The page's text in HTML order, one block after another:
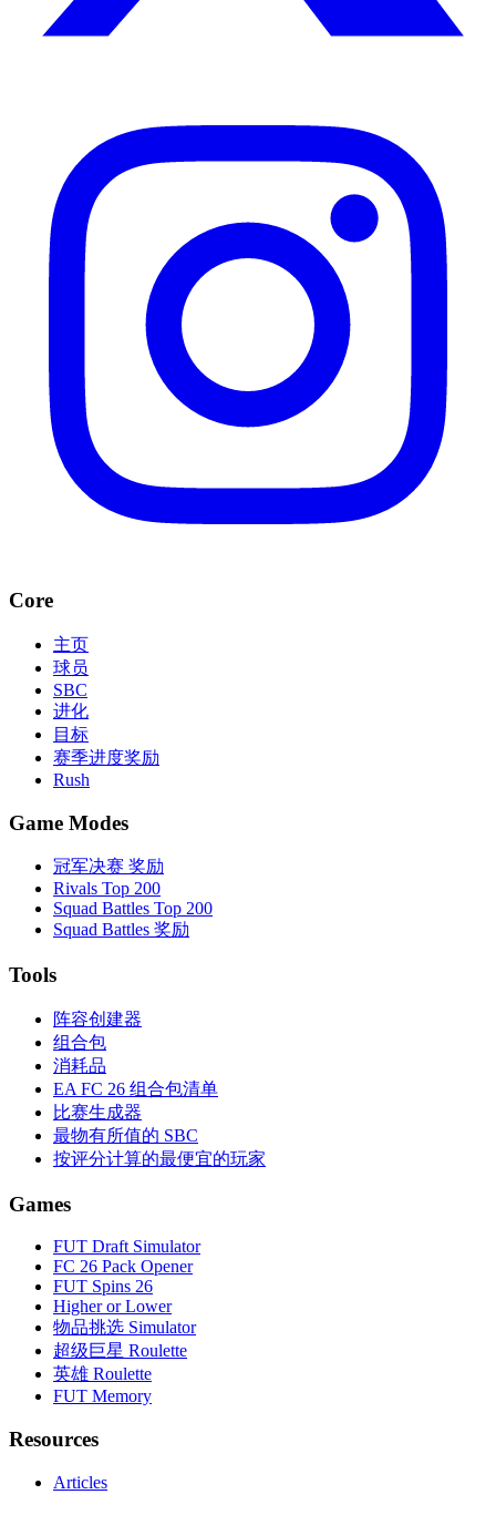
Core
主页
球员
SBC
进化
目标
赛季进度奖励
Rush
Game Modes
冠军决赛 奖励
Rivals Top 200
Squad Battles Top 200
Squad Battles 奖励
Tools
阵容创建器
组合包
消耗品
EA FC 26 组合包清单
比赛生成器
最物有所值的 SBC
按评分计算的最便宜的玩家
Games
FUT Draft Simulator
FC 26 Pack Opener
FUT Spins 26
Higher or Lower
物品挑选 Simulator
超级巨星 Roulette
英雄 Roulette
FUT Memory
Resources
Articles